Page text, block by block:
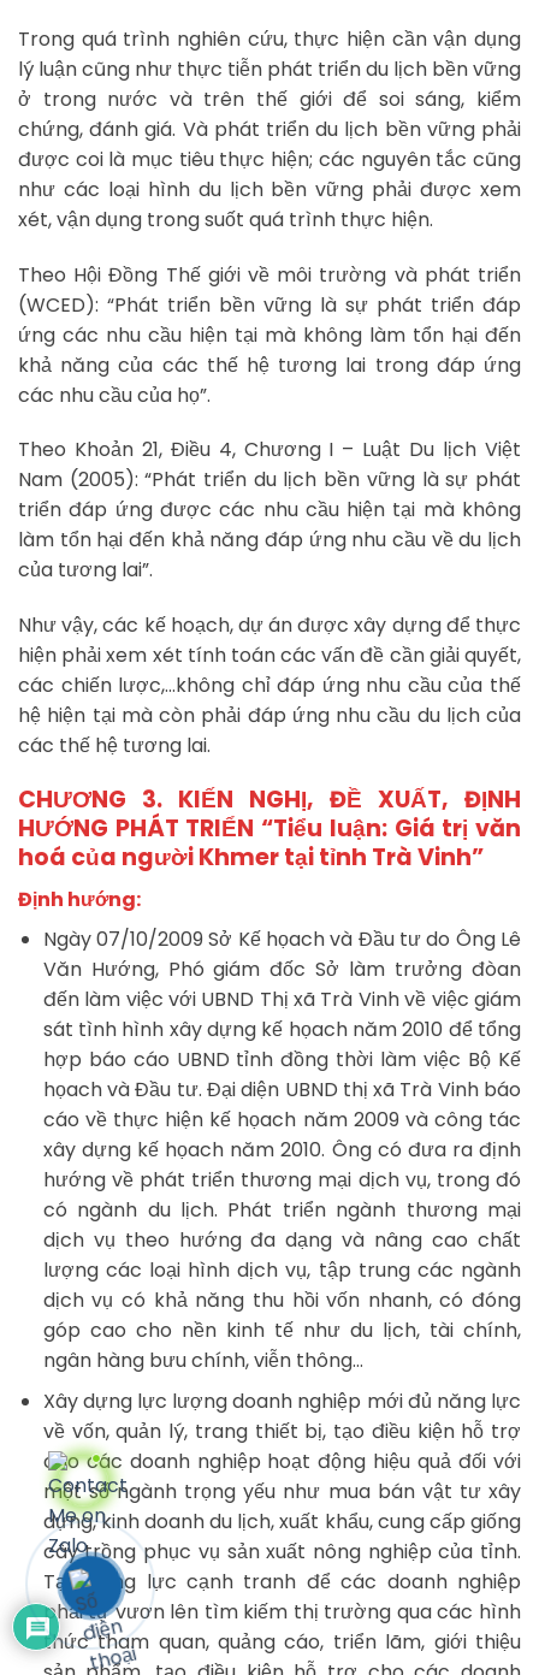
Trong quá trình nghiên cứu, thực hiện cần vận dụng
lý luận cũng như thực tiễn phát triển du lịch bền vững
ở trong nước và trên thế giới để soi sáng, kiểm
chứng, đánh giá. Và phát triển du lịch bền vững phải
được coi là mục tiêu thực hiện; các nguyên tắc cũng
như các loại hình du lịch bền vững phải được xem
xét, vận dụng trong suốt quá trình thực hiện.
Theo Hội Đồng Thế giới về môi trường và phát triển
(WCED): “Phát triển bền vững là sự phát triển đáp
ứng các nhu cầu hiện tại mà không làm tổn hại đến
khả năng của các thế hệ tương lai trong đáp ứng
các nhu cầu của họ”.
Theo Khoản 21, Điều 4, Chương I – Luật Du lịch Việt
Nam (2005): “Phát triển du lịch bền vững là sự phát
triển đáp ứng được các nhu cầu hiện tại mà không
làm tổn hại đến khả năng đáp ứng nhu cầu về du lịch
của tương lai”.
Như vậy, các kế hoạch, dự án được xây dựng để thực
hiện phải xem xét tính toán các vấn đề cần giải quyết,
các chiến lược,…không chỉ đáp ứng nhu cầu của thế
hệ hiện tại mà còn phải đáp ứng nhu cầu du lịch của
các thế hệ tương lai.
CHƯƠNG 3. KIẾN NGHỊ, ĐỀ XUẤT, ĐỊNH
HƯỚNG PHÁT TRIỂN “Tiểu luận: Giá trị văn
hoá của người Khmer tại tỉnh Trà Vinh”
Định hướng:
Ngày 07/10/2009 Sở Kế họach và Đầu tư do Ông Lê
Văn Hướng, Phó giám đốc Sở làm trưởng đòan
đến làm việc với UBND Thị xã Trà Vinh về việc giám
sát tình hình xây dựng kế họach năm 2010 để tổng
hợp báo cáo UBND tỉnh đồng thời làm việc Bộ Kế
họach và Đầu tư. Đại diện UBND thị xã Trà Vinh báo
cáo về thực hiện kế họach năm 2009 và công tác
xây dựng kế họach năm 2010. Ông có đưa ra định
hướng về phát triển thương mại dịch vụ, trong đó
có ngành du lịch. Phát triển ngành thương mại
dịch vụ theo hướng đa dạng và nâng cao chất
lượng các loại hình dịch vụ, tập trung các ngành
dịch vụ có khả năng thu hồi vốn nhanh, có đóng
góp cao cho nền kinh tế như du lịch, tài chính,
ngân hàng bưu chính, viễn thông…
Xây dựng lực lượng doanh nghiệp mới đủ năng lực
về vốn, quản lý, trang thiết bị, tạo điều kiện hỗ trợ
cho các doanh nghiệp hoạt động hiệu quả đối với
một số ngành trọng yếu như mua bán vật tư xây
dựng, kinh doanh du lịch, xuất khẩu, cung cấp giống
cây trồng phục vụ sản xuất nông nghiệp của tỉnh.
Tạo động lực cạnh tranh để các doanh nghiệp
phải tự vươn lên tìm kiếm thị trường qua các hình
thức tham quan, quảng cáo, triển lãm, giới thiệu